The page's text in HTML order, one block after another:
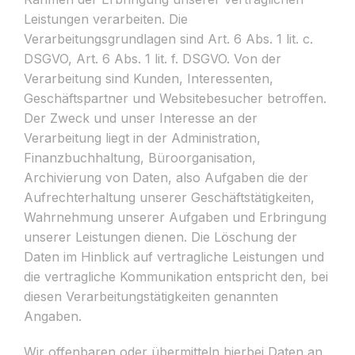
Leistungen verarbeiten. Die
Verarbeitungsgrundlagen sind Art. 6 Abs. 1 lit. c.
DSGVO, Art. 6 Abs. 1 lit. f. DSGVO. Von der
Verarbeitung sind Kunden, Interessenten,
Geschäftspartner und Websitebesucher betroffen.
Der Zweck und unser Interesse an der
Verarbeitung liegt in der Administration,
Finanzbuchhaltung, Büroorganisation,
Archivierung von Daten, also Aufgaben die der
Aufrechterhaltung unserer Geschäftstätigkeiten,
Wahrnehmung unserer Aufgaben und Erbringung
unserer Leistungen dienen. Die Löschung der
Daten im Hinblick auf vertragliche Leistungen und
die vertragliche Kommunikation entspricht den, bei
diesen Verarbeitungstätigkeiten genannten
Angaben.